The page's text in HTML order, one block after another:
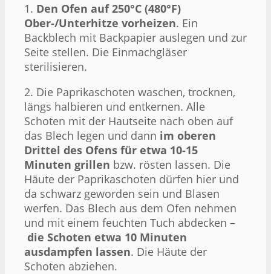
1. Den Ofen auf 250°C (480°F)
Ober-/Unterhitze vorheizen. Ein
Backblech mit Backpapier auslegen und zur
Seite stellen. Die Einmachgläser
sterilisieren.
2. Die Paprikaschoten waschen, trocknen,
längs halbieren und entkernen. Alle
Schoten mit der Hautseite nach oben auf
das Blech legen und dann im oberen
Drittel des Ofens für etwa 10-15
Minuten grillen bzw. rösten lassen. Die
Häute der Paprikaschoten dürfen hier und
da schwarz geworden sein und Blasen
werfen. Das Blech aus dem Ofen nehmen
und mit einem feuchten Tuch abdecken –
die Schoten etwa 10 Minuten
ausdampfen lassen. Die Häute der
Schoten abziehen.